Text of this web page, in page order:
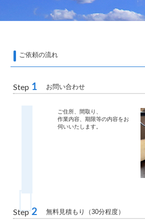
ご依頼の流れ
Step 1 お問い合わせ
ご住所、間取り、
作業内容、期限等の内容をお
伺いいたします。
Step 2 無料見積もり（30分程度）